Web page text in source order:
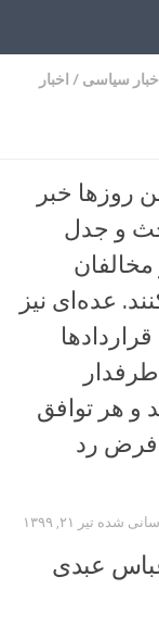
اخبار سیاسی / اخبار
روزها خبر
و جدل
عده‌ای نیز
و هر توافق
رد
شده تیر ۲۱, ۱۳۹۹
عبدی